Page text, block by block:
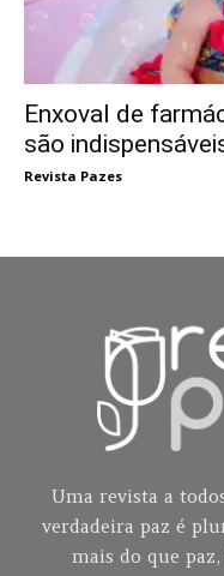
Enxoval de
são
Revista Pazes
Uma revista a
verdadeira paz é
mais do que paz,